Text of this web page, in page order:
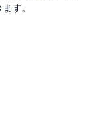
す。